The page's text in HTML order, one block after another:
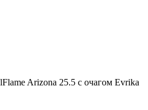
Arizona 25.5 с очагом Evrika